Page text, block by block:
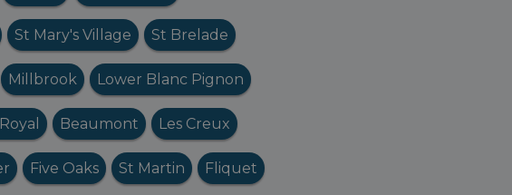
St Mary's Village St Brelade
Millbrook Lower Blanc Pignon
Beaumont Les Creux
Five Oaks St Martin Fliquet